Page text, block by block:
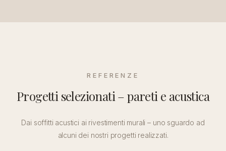
REFERENZE
Progetti selezionati – pareti e acustica
Dai soffitti acustici ai rivestimenti murali – uno sguardo ad
alcuni dei nostri progetti realizzati.